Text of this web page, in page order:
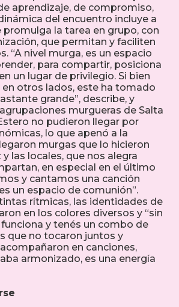
aprendizaje, de compromiso,
del encuentro incluye a
promulga la tarea en grupo, con
que permitan y faciliten
“A nivel murga, es un espacio
para compartir, posiciona
un lugar de privilegio. Si bien
en otros lados, este ha tomado
grande”, describe, y
murgueras de Salta
no pudieron llegar por
lo que apenó a la
murgas que lo hicieron
las locales, que nos alegra
en especial en el último
y cantamos una canción
un espacio de comunión”.
rítmicas, las identidades de
en los colores diversos y “sin
y tenés un combo de
que no tocaron juntos y
en canciones,
armonizado, es una energía